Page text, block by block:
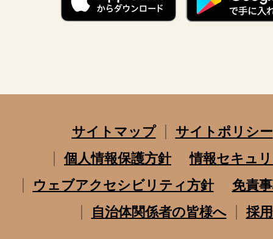
サイトマップ
サイトポリシー
個人情報保護方針
情報セキュ
ウェブアクセシビリティ方針
免責
自治体関係者の皆様へ
採